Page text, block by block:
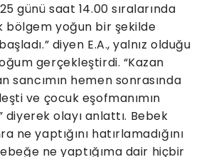
günü saat 14.00 sıralarında
bölgem yoğun bir şekilde
diyen E.A., yalnız olduğu
gerçekleştirdi. “Kazan
sancımın hemen sonrasında
ve çocuk eşofmanımın
diyerek olayı anlattı. Bebek
ne yaptığını hatırlamadığını
ne yaptığıma dair hiçbir